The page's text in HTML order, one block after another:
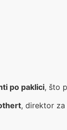
po paklici, što
, direktor